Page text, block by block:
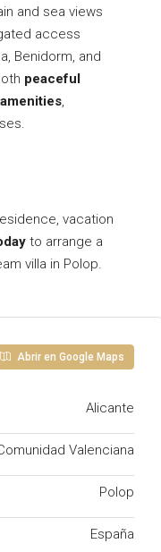
and sea views
access
Benidorm, and
peaceful
,
vacation
to arrange a
villa in Polop.
Abrir en Google Maps
Alicante
Valenciana
Polop
España